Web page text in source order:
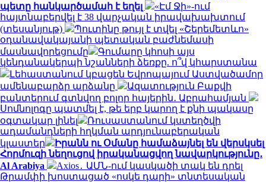
պետը հանկարծամահ է եղել
«Էմ Ջի»-ում
հայտնաբերվել է 38 վարչական իրավախախտում
(տեսանյութ)
Պուտինը թույլ է տվել «Շերեմետևո»
օդանավակայանի պետական բաժնեմասի
մասնավորեցումը
Գումարը կհոսի այս
կենդանակերպի նշանների ձեռքը. ո՞վ կհարստանա
Լեհաստանում կբացեն Եվրոպայում Աստվածամոր
ամենաբարձր արձանը
Ազատություն Բաքվի
բանտերում գտնվող բոլոր հայերին․ Աբրահամյան
Սոմնոլոգը պատմել է, թե երբ կարող է քնի պակասը
օգտակար լինել
Ռուսաստանում կստեղծվի
ադամանդների հղկման արդյունաբերական
կլաստեր
Իրանն ու Օմանը համաձայնել են վերսկսել
Հորմուզի նեղուցով իրականացվող նավարկությունը․
Al Arabiya
Axios․ ԱՄՆ-ում կասկածի տակ են դրել
Թրամփի խոստացած «ոսկե դարի» տնտեսական